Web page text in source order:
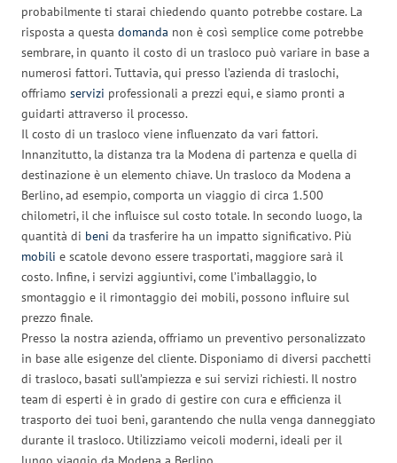
probabilmente ti starai chiedendo quanto potrebbe costare. La
risposta a questa domanda non è così semplice come potrebbe
sembrare, in quanto il costo di un trasloco può variare in base a
numerosi fattori. Tuttavia, qui presso l’azienda di traslochi,
offriamo servizi professionali a prezzi equi, e siamo pronti a
guidarti attraverso il processo.
Il costo di un trasloco viene influenzato da vari fattori.
Innanzitutto, la distanza tra la Modena di partenza e quella di
destinazione è un elemento chiave. Un trasloco da Modena a
Berlino, ad esempio, comporta un viaggio di circa 1.500
chilometri, il che influisce sul costo totale. In secondo luogo, la
quantità di beni da trasferire ha un impatto significativo. Più
mobili e scatole devono essere trasportati, maggiore sarà il
costo. Infine, i servizi aggiuntivi, come l’imballaggio, lo
smontaggio e il rimontaggio dei mobili, possono influire sul
prezzo finale.
Presso la nostra azienda, offriamo un preventivo personalizzato
in base alle esigenze del cliente. Disponiamo di diversi pacchetti
di trasloco, basati sull’ampiezza e sui servizi richiesti. Il nostro
team di esperti è in grado di gestire con cura e efficienza il
trasporto dei tuoi beni, garantendo che nulla venga danneggiato
durante il trasloco. Utilizziamo veicoli moderni, ideali per il